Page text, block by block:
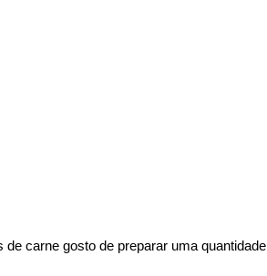
carne gosto de preparar uma quantidade